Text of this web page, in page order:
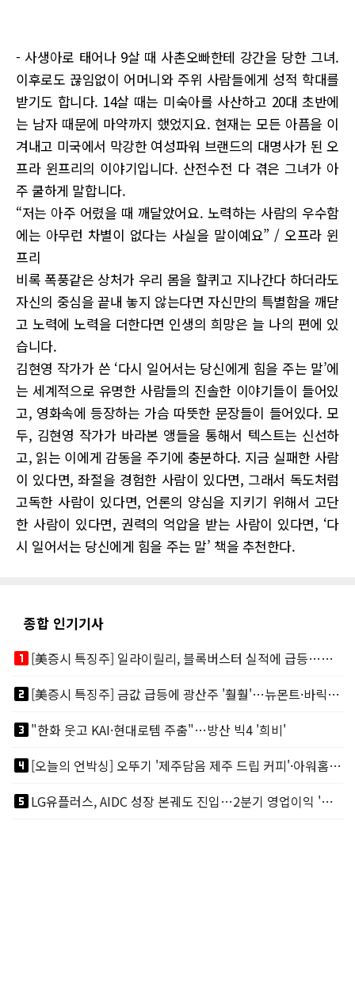
- 사생아로 태어나 9살 때 사촌오빠한테 강간을 당한 그녀.
이후로도 끊임없이 어머니와 주위 사람들에게 성적 학대를
받기도 합니다. 14살 때는 미숙아를 사산하고 20대 초반에
는 남자 때문에 마약까지 했었지요. 현재는 모든 아픔을 이
겨내고 미국에서 막강한 여성파워 브랜드의 대명사가 된 오
프라 윈프리의 이야기입니다. 산전수전 다 겪은 그녀가 아
주 쿨하게 말합니다.
“저는 아주 어렸을 때 깨달았어요. 노력하는 사람의 우수함
에는 아무런 차별이 없다는 사실을 말이예요” / 오프라 윈
프리
비록 폭풍같은 상처가 우리 몸을 할퀴고 지나간다 하더라도
자신의 중심을 끝내 놓지 않는다면 자신만의 특별함을 깨닫
고 노력에 노력을 더한다면 인생의 희망은 늘 나의 편에 있
습니다.
김현영 작가가 쓴 ‘다시 일어서는 당신에게 힘을 주는 말’에
는 세계적으로 유명한 사람들의 진솔한 이야기들이 들어있
고, 영화속에 등장하는 가슴 따뜻한 문장들이 들어있다. 모
두, 김현영 작가가 바라본 앵들을 통해서 텍스트는 신선하
고, 읽는 이에게 감동을 주기에 충분하다. 지금 실패한 사람
이 있다면, 좌절을 경험한 사람이 있다면, 그래서 독도처럼
고독한 사람이 있다면, 언론의 양심을 지키기 위해서 고단
한 사람이 있다면, 권력의 억압을 받는 사람이 있다면, ‘다
시 일어서는 당신에게 힘을 주는 말’ 책을 추천한다.
종합 인기기사
looks_one
[美증시 특징주] 일라이릴리, 블록버스터 실적에 급등…마운자로 매출 폭발
looks_two
[美증시 특징주] 금값 급등에 광산주 '훨훨'…뉴몬트·바릭마이닝 주도
looks_3"한화 웃고 KAI·현대로템 주춤"…방산 빅4 '희비'
looks_4
[오늘의 언박싱] 오뚜기 '제주담음 제주 드립 커피'·아워홈 ‘갓석박지’ 外
looks_5
LG유플러스, AIDC 성장 본궤도 진입…2분기 영업이익 '역대 최대'